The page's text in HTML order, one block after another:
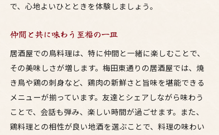
で、心地よいひとときを体験しましょう。
仲間と共に味わう至福の一皿
居酒屋での鳥料理は、特に仲間と一緒に楽しむことで、
その美味しさが増します。梅田東通りの居酒屋では、焼
き鳥や鶏の刺身など、鶏肉の新鮮さと旨味を堪能できる
メニューが揃っています。友達とシェアしながら味わう
ことで、会話も弾み、楽しい時間が過ごせます。また、
鶏料理との相性が良い地酒を選ぶことで、料理の味わい